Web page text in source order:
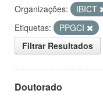
Organizações: IBICT
Etiquetas:
PPGCI
Filtrar Resultados
Doutorado